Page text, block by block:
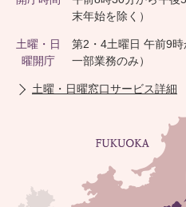
末年始を除く）
土曜・日
曜開庁
第2・4土曜日 午前9
一部業務のみ）
土曜・日曜窓口サービス詳細